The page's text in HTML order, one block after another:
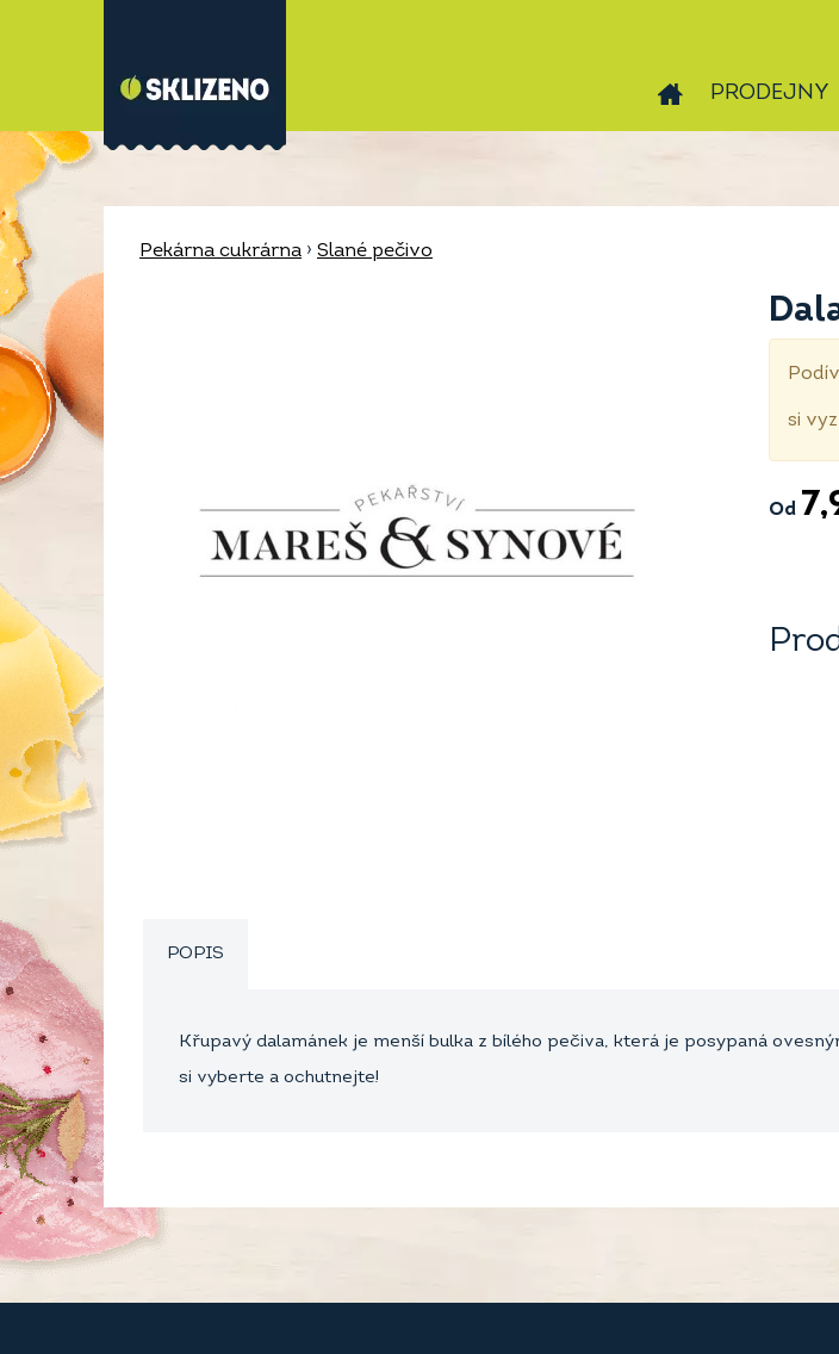
PRODEJNY
Pekárna cukrárna › Slané pečivo
si
Od
POPIS
Křupavý dalamánek je menší bulka z bílého pečiva, která je posypaná
si vyberte a ochutnejte!